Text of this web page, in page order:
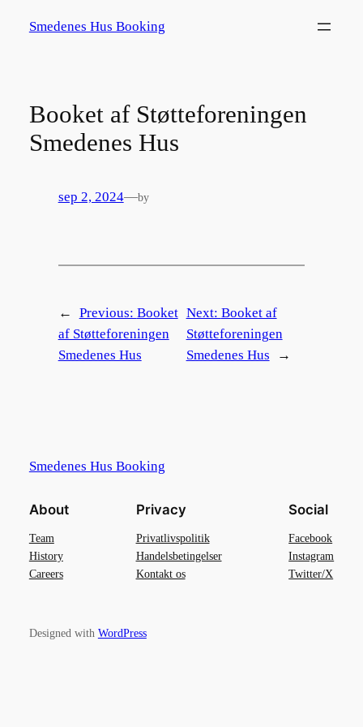
Smedenes Hus Booking
Booket af Støtteforeningen
Smedenes Hus
sep 2, 2024—by
← Previous: Booket
af Støtteforeningen
Smedenes Hus
Next: Booket af
Støtteforeningen
Smedenes Hus
→
Smedenes Hus Booking
About
Team
History
Careers
Privacy
Privatlivspolitik
Handelsbetingelser
Kontakt os
Social
Facebook
Instagram
Twitter/X
Designed with WordPress